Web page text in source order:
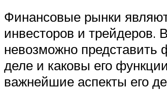
Финансовые рынки
инвесторов и трейдеров.
невозможно представить
деле и каковы его
важнейшие аспекты его